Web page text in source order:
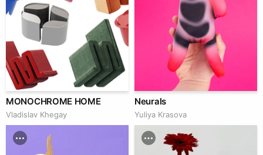
MONOCHROME HOME
Vladislav Khegay
Neurals
Yuliya Krasova